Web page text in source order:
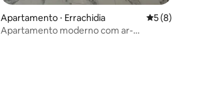
Apartamento ⋅ Errachidia 5 de uma
5 (8)
Apartamento moderno com ar-